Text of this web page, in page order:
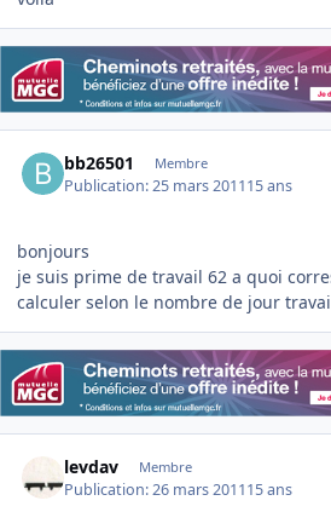
bb26501 Membre
Publication:25 mars 201115 ans
bonjours
je suis prime de travail 62 a quoi
calculer selon le nombre de jour
levdav Membre
Publication:26 mars 201115 ans